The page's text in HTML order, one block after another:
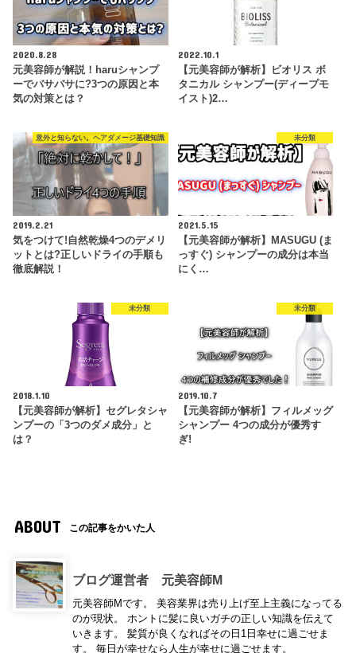
2020.8.28
元美容師が解説！haruシャンプ
ーでバサバサに?3つの原因と本
気の対策とは？
2022.10.1
【元美容師が解析】ビオリス ボ
タニカル シャンプー(ディープモ
イスト)2…
意外と知らない。ヘアダメージ基礎知識
2019.2.21
気をつけて!自然乾燥4つのデメリ
ットとは?正しいドライの手順も
徹底解説！
未分類
2021.5.15
【元美容師が解析】MASUGU (ま
っすぐ) シャンプーの成分は本当
にく…
未分類
2018.1.10
【元美容師が解析】セグレタシャ
ンプーの「3つのダメ成分」と
は？
未分類
2019.10.7
【元美容師が解析】フィルメッグ
シャンプー 4つの成分が優秀す
ぎ!
ABOUT この記事をかいた人
ブログ運営者 元美容師M
元美容師Mです。 美容業界は売り上げ至上主義になってる
のが現状。 ホントに髪に良いガチの正しい知識を伝えて
いきます。 髪質が良くなればその日1日幸せに過ごせま
す。 毎日が幸せなら人生が幸せに過ごせます。